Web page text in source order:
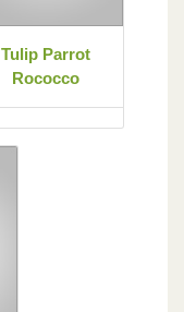
Tulip Parrot
Rococco